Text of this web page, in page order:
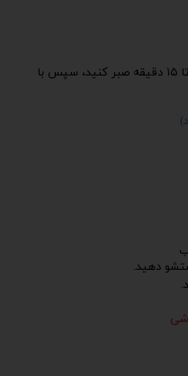
روش اجرا: آب اکسیژنه را اسپری کنید، ۱۰ تا ۱۵ دقیقه صبر کنید، سپس با